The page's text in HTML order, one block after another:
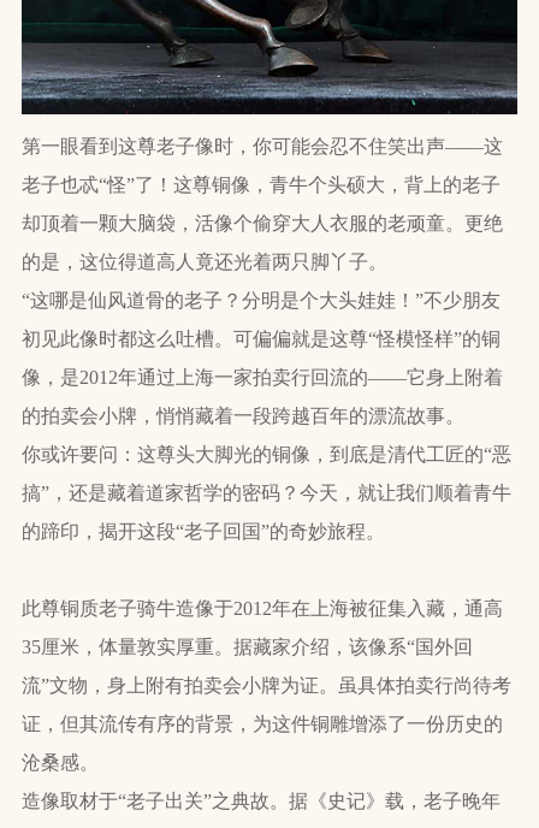
第一眼看到这尊老子像时，你可能会忍不住笑出声——这
老子也忒“怪”了！这尊铜像，青牛个头硕大，背上的老子
却顶着一颗大脑袋，活像个偷穿大人衣服的老顽童。更绝
的是，这位得道高人竟还光着两只脚丫子。
“这哪是仙风道骨的老子？分明是个大头娃娃！”不少朋友
初见此像时都这么吐槽。可偏偏就是这尊“怪模怪样”的铜
像，是2012年通过上海一家拍卖行回流的——它身上附着
的拍卖会小牌，悄悄藏着一段跨越百年的漂流故事。
你或许要问：这尊头大脚光的铜像，到底是清代工匠的“恶
搞”，还是藏着道家哲学的密码？今天，就让我们顺着青牛
的蹄印，揭开这段“老子回国”的奇妙旅程。
此尊铜质老子骑牛造像于2012年在上海被征集入藏，通高
35厘米，体量敦实厚重。据藏家介绍，该像系“国外回
流”文物，身上附有拍卖会小牌为证。虽具体拍卖行尚待考
证，但其流传有序的背景，为这件铜雕增添了一份历史的
沧桑感。
造像取材于“老子出关”之典故。据《史记》载，老子晚年